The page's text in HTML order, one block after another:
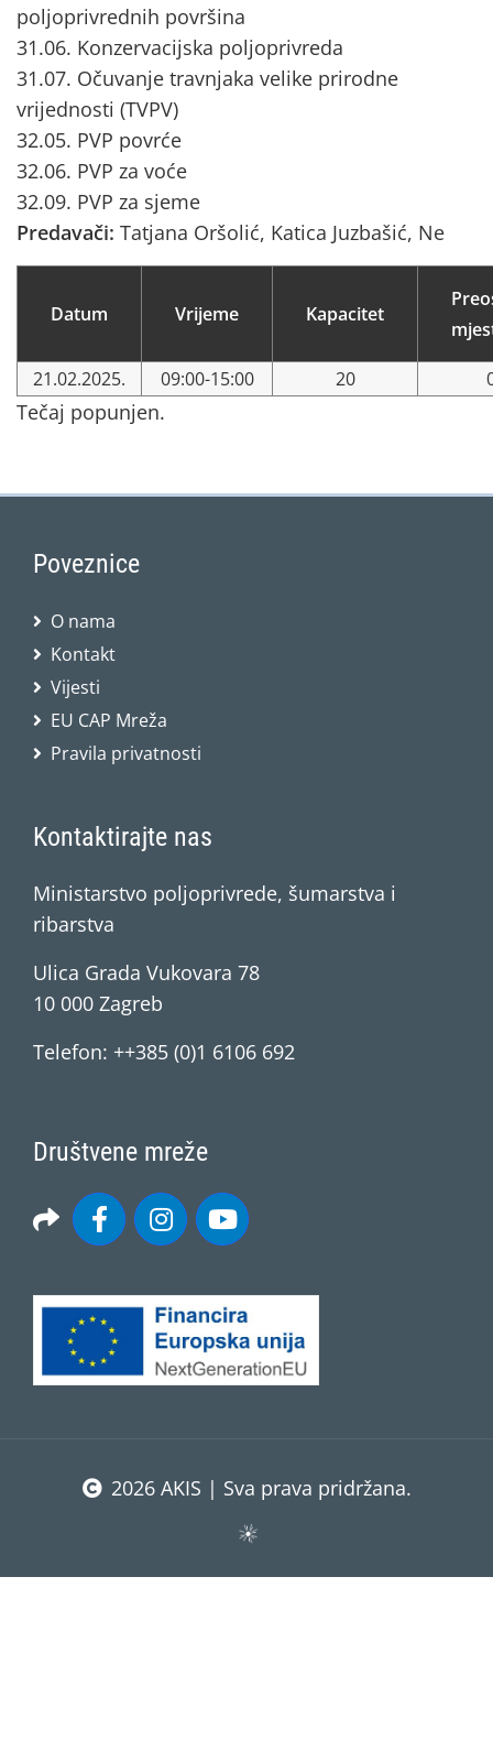
poljoprivrednih površina
31.06. Konzervacijska poljoprivreda
31.07. Očuvanje travnjaka velike prirodne
vrijednosti (TVPV)
32.05. PVP povrće
32.06. PVP za voće
32.09. PVP za sjeme
Predavači: Tatjana Oršolić, Katica Juzbašić, Ne
Datum Vrijeme Kapacitet
21.02.2025. 09:00-15:00 20
Tečaj popunjen.
Poveznice
O nama
Kontakt
Vijesti
EU CAP Mreža
Pravila privatnosti
Kontaktirajte nas
Ministarstvo poljoprivrede, šumarstva i
ribarstva
Ulica Grada Vukovara 78
10 000 Zagreb
Telefon: ++385 (0)1 6106 692
Društvene mreže
2026 AKIS | Sva prava pridržana.